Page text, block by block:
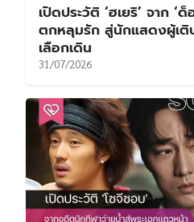
เปิดประวัติ ‘ฮเยริ’ จาก ‘
ตกหลุมรัก สู่นักแสดงผู้เติ
เลือกเดิน
31/07/2026